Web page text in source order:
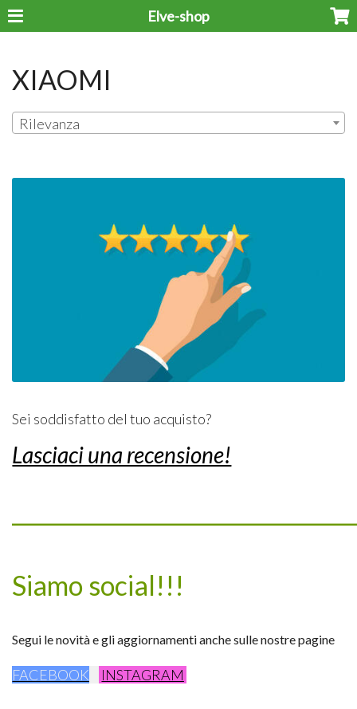
Elve-shop
XIAOMI
Rilevanza
Sei soddisfatto del tuo acquisto?
Lasciaci una recensione!
Siamo social!!!
Segui le novità e gli aggiornamenti anche sulle nostre pagine
FACEBOOK INSTAGRAM